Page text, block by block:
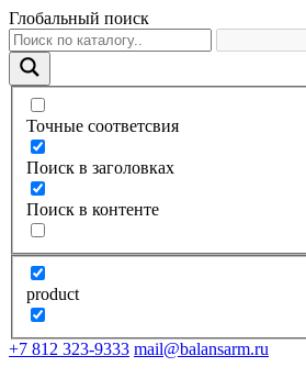
Глобальный поиск
Точные соответсвия
Поиск в заголовках
Поиск в контенте
product
+7 812 323-9333 mail@balansarm.ru